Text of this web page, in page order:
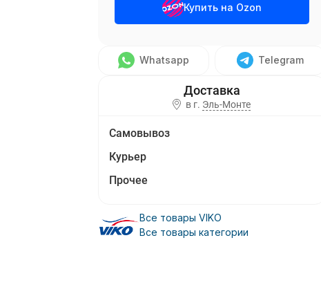
Купить на Ozon
Whatsapp Telegram
в г. Эль-Монте
Самовывоз
Курьер
Прочее
Все товары VIKO
Все товары категории